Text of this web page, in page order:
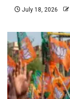
July 18, 2026